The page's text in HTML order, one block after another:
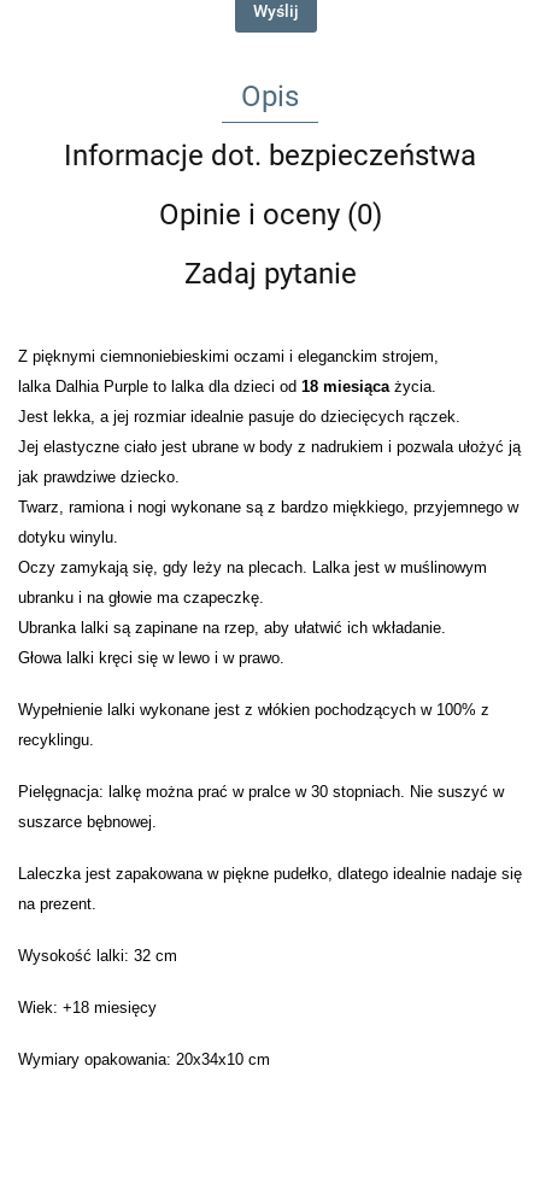
Wyślij
Opis
Informacje dot. bezpieczeństwa
Opinie i oceny (0)
Zadaj pytanie
Z pięknymi ciemnoniebieskimi oczami i eleganckim strojem,
lalka Dalhia Purple to lalka dla dzieci od 18 miesiącażycia.
Jest lekka, a jej rozmiar idealnie pasuje do dziecięcych rączek.
Jej elastyczne ciało jest ubrane w body z nadrukiem i pozwala ułożyć ją
jak prawdziwe dziecko.
Twarz, ramiona i nogi wykonane są z bardzo miękkiego, przyjemnego w
dotyku winylu.
Oczy zamykają się, gdy leży na plecach. Lalka jest w muślinowym
ubranku i na głowie ma czapeczkę.
Ubranka lalki są zapinane na rzep, aby ułatwić ich wkładanie.
Głowa lalki kręci się w lewo i w prawo.
Wypełnienie lalki wykonane jest z włókien pochodzących w 100% z
recyklingu.
Pielęgnacja: lalkę można prać w pralce w 30 stopniach. Nie suszyć w
suszarce bębnowej.
Laleczka jest zapakowana w piękne pudełko, dlatego idealnie nadaje się
na prezent.
Wysokość lalki: 32 cm
Wiek: +18 miesięcy
Wymiary opakowania: 20x34x10 cm